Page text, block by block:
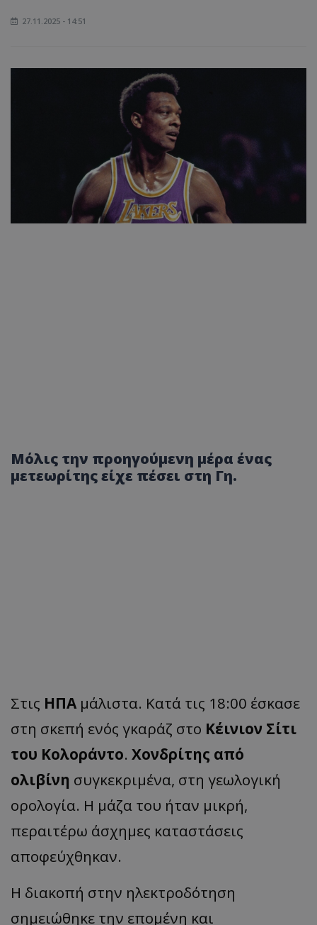
27.11.2025 - 14:51
Μόλις την προηγούμενη μέρα ένας
μετεωρίτης είχε πέσει στη Γη.
Στις ΗΠΑ μάλιστα. Κατά τις 18:00 έσκασε
στη σκεπή ενός γκαράζ στο Κέινιον Σίτι
του Κολοράντο. Χονδρίτης από
ολιβίνη συγκεκριμένα, στη γεωλογική
ορολογία. Η μάζα του ήταν μικρή,
περαιτέρω άσχημες καταστάσεις
αποφεύχθηκαν.
Η διακοπή στην ηλεκτροδότηση
σημειώθηκε την επομένη και